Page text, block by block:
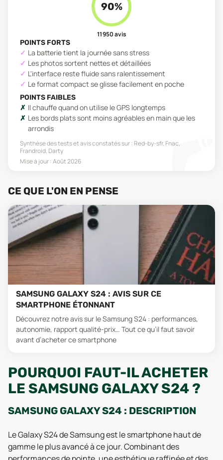
90%
11 950avis
POINTS FORTS
La batterie tient la journée sans stress
Les photos sortent nettes et détaillées
L'interface reste fluide sans ralentissement
Le format compact se glisse facilement en poche
POINTS FAIBLES
Il chauffe quand on utilise le GPS longtemps
Les bords plats sont moins agréables en main que les
arrondis
Synthèse des tests et avis constatés sur : Red-by-sfr, Fnac,
Frandroid, Darty
Mise à jour :Août 2026
CE QUE L'ON EN PENSE
SAMSUNG GALAXY S24 : AVIS SUR CE
SMARTPHONE ÉTONNANT
Découvrez notre avis sur le Samsung S24 : performances,
autonomie, rapport qualité-prix… Tout ce qu’il faut savoir
avant d’acheter ce smartphone
POURQUOI FAUT-IL ACHETER
LE SAMSUNG GALAXY S24 ?
SAMSUNG GALAXY S24 : DESCRIPTION
Le Galaxy S24 de Samsung est le smartphone haut de
gamme le plus avancé à ce jour. Combinant des